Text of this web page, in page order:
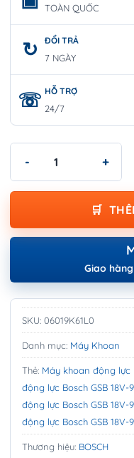
TOÀN QUỐC
ĐỔI TRẢ
7 NGÀY
HỖ TRỢ
24/7
Giao
SKU: 06019K61L0
Danh mục: Máy Khoan
Thẻ: Máy khoan động lực
động lực Bosch GSB
động lực Bosch GSB
động lực Bosch GSB 18V-
Thương hiệu: BOSCH